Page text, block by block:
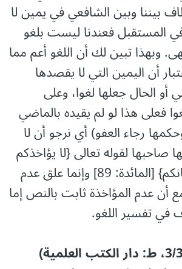
بيننا وبين الشافعي في يمين لا
المستقبل فعندنا ليست بلغو
وبهذا تبين لك أن اللغو أعم مما
أن اليمين التي لا يقصدها
الحال جعلها لغوا، وعلى
فعلى هذا لو لم يقيده بالماضي
رجاء العفو) أي نرجو أن لا
صاحبها لقوله تعالى {لا يؤاخذكم
الله باللغو في أيمانكم} [المائدة: 89] وإنما علق عدم
أن عدم المؤاخذة ثابت بالنص إما
في تفسير اللغو.